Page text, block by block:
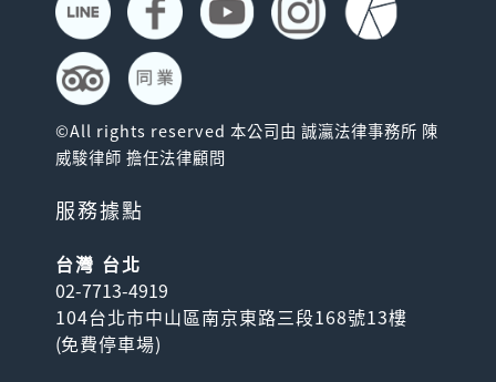
©All rights reserved 本公司由 誠瀛法律事務所 陳
威駿律師 擔任法律顧問
服務據點
台灣 台北
02-7713-4919
104台北市中山區南京東路三段168號13樓
(免費停車場)